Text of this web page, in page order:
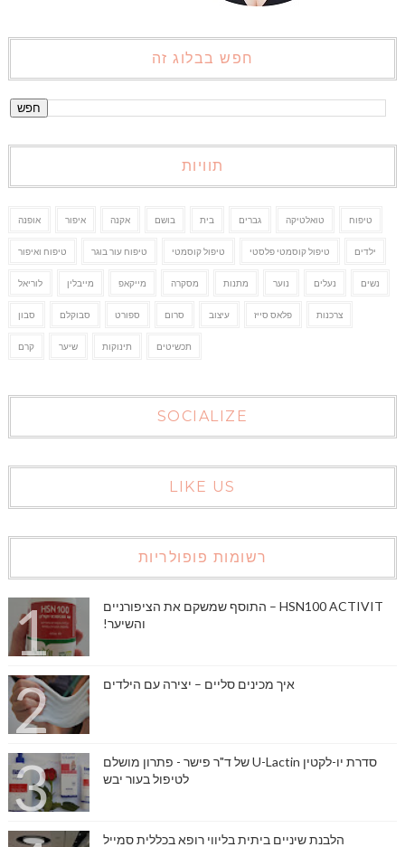
חפש בבלוג זה
תוויות
אופנה איפור אקנה בושם בית גברים טואלטיקה טיפוח
טיפוח ואיפור טיפוח עור בוגר טיפול קוסמטי טיפול קוסמטי פלסטי ילדים
לוריאל מייבלין מייקאפ מסקרה מתנות נוער נעלים נשים
סבון סבוקלם ספורט סרום עיצוב פלאס סייז צרכנות
קרם שיער תינוקות תכשיטים
SOCIALIZE
LIKE US
רשומות פופולריות
HSN100 ACTIVIT – התוסף שמשקם את הציפורניים
והשיער!
איך מכינים סליים – יצירה עם הילדים
סדרת יו-לקטין U-Lactin של ד"ר פישר - פתרון מושלם
לטיפול בעור יבש
הלבנת שיניים ביתית בליווי רופא בכללית סמייל